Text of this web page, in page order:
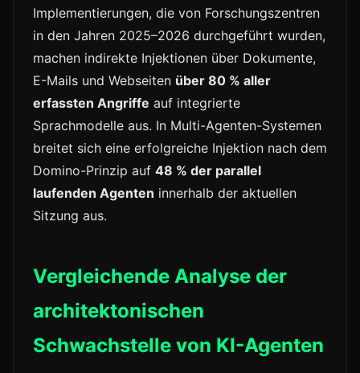
Implementierungen, die von Forschungszentren
in den Jahren 2025–2026 durchgeführt wurden,
machen indirekte Injektionen über Dokumente,
E-Mails und Webseiten über 80 % aller
erfassten Angriffe auf integrierte
Sprachmodelle aus. In Multi-Agenten-Systemen
breitet sich eine erfolgreiche Injektion nach dem
Domino-Prinzip auf 48 % der parallel
laufenden Agenten innerhalb der aktuellen
Sitzung aus.
Vergleichende Analyse der
architektonischen
Schwachstelle von KI-Agenten